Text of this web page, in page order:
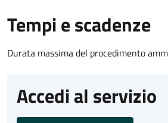
Tempi e scadenze
Durata massima del procedimento
Accedi al servizio